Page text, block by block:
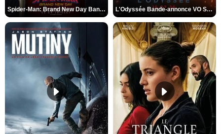
Spider-Man: Brand New Day Bande-annonce VO STFR L'Odyssée Bande-annonce VO STFR